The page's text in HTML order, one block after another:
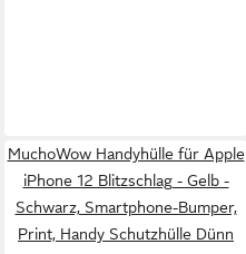
MuchoWow Handyhülle für Apple
iPhone 12 Blitzschlag - Gelb -
Schwarz, Smartphone-Bumper,
Print, Handy Schutzhülle Dünn